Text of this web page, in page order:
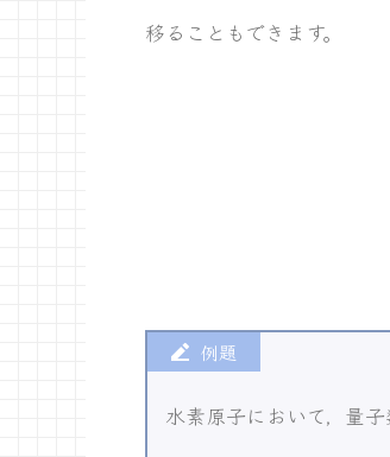
移ることもできます。
例題
水素原子において，量子